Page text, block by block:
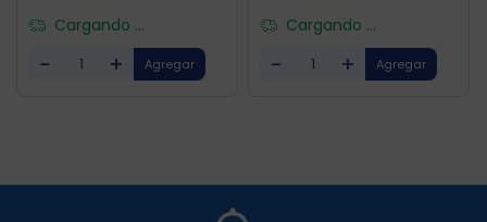
Cargando ...
- +
Cargando ...
- +